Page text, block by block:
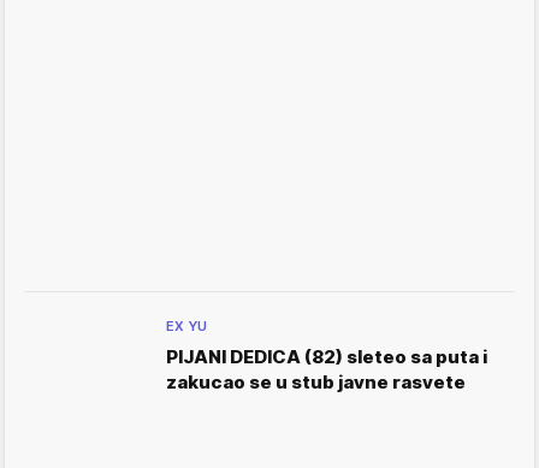
EX YU
PIJANI DEDICA (82) sleteo sa puta i
zakucao se u stub javne rasvete